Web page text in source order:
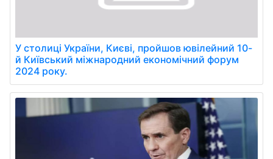
У столиці України, Києві, пройшов ювілейний 10-
й Київський міжнародний економічний форум
2024 року.